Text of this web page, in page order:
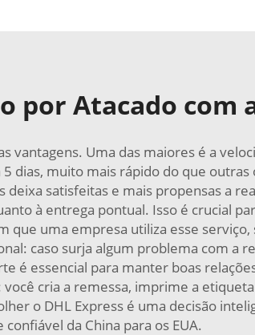
por Atacado com
vantagens. Uma das maiores é a
dias, muito mais rápido do que outras
satisfeitas e mais propensas a
à entrega pontual. Isso é crucial
que uma empresa utiliza esse
caso surja algum problema com a
é essencial para manter boas
cria a remessa, imprime a
o DHL Express é uma decisão
da China para os EUA.